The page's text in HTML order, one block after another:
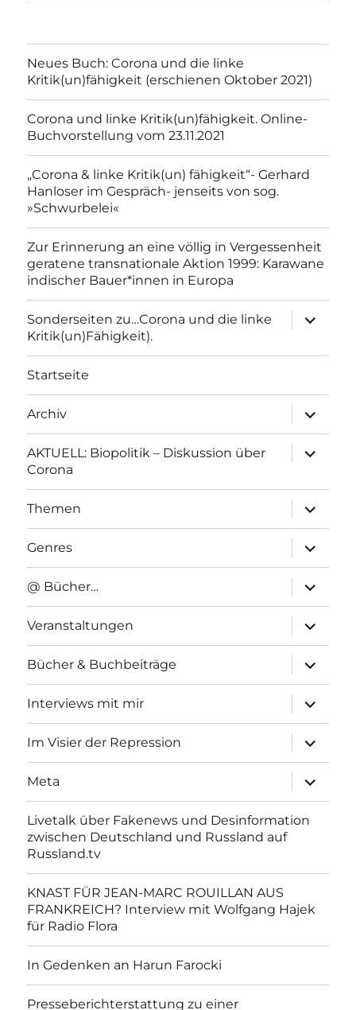
Neues Buch: Corona und die linke
Kritik(un)fähigkeit (erschienen Oktober 2021)
Corona und linke Kritik(un)fähigkeit. Online-
Buchvorstellung vom 23.11.2021
„Corona & linke Kritik(un) fähigkeit“- Gerhard
Hanloser im Gespräch- jenseits von sog.
»Schwurbelei«
Zur Erinnerung an eine völlig in Vergessenheit
geratene transnationale Aktion 1999: Karawane
indischer Bauer*innen in Europa
Sonderseiten zu…Corona und die linke
Kritik(un)Fähigkeit).
anzeigen
Startseite
Archiv
anzeigen
AKTUELL: Biopolitik – Diskussion über
Corona
anzeigen
Themen
anzeigen
Genres
anzeigen
@ Bücher…
anzeigen
Veranstaltungen
anzeigen
Bücher & Buchbeiträge
anzeigen
Interviews mit mir
anzeigen
Im Visier der Repression
anzeigen
Meta
anzeigen
Livetalk über Fakenews und Desinformation
zwischen Deutschland und Russland auf
Russland.tv
KNAST FÜR JEAN-MARC ROUILLAN AUS
FRANKREICH? Interview mit Wolfgang Hajek
für Radio Flora
In Gedenken an Harun Farocki
Presseberichterstattung zu einer